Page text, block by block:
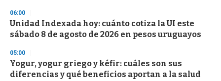
s
06:00
Unidad Indexada hoy: cuánto cotiza la UI este
sábado 8 de agosto de 2026 en pesos uruguayos
05:00
Yogur, yogur griego y kéfir: cuáles son sus
diferencias y qué beneficios aportan a la salud